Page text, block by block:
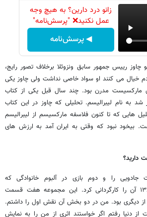
زانو درد دارین؟ به هیچ وجه
عمل نکنید❌ "پرسش‌نامه"
◀ پرسش‌نامه
چاوز رییس جمهور سابق ونزوئلا برخلاف تصور رایج،
خیال می کنند او سواد خاصی نداشت ولی چاوز یکی
مارکسیست مدرن بود. چند سال قبل یکی از کتاب
شد به نام لیبرالیسم. تحلیلی که چاوز در این کتاب
هایی که تا کنون فلاسفه مارکسیسم از لیبرالیسم
بیخود نبود که وقتی به ایران آمد به ارزش های
دارید؟
را و دوم بازی در آلبوم خانوادگی که
محمدرحمانیان در سال ۱۳۶۹ آن را کارگردانی کرد. این مجموعه هفت قسمت
دیگری بود. من در دو بخش آن نقش اول را داشتم.
دنیا رفتم اگر خواستند اثری از من را به نمایش